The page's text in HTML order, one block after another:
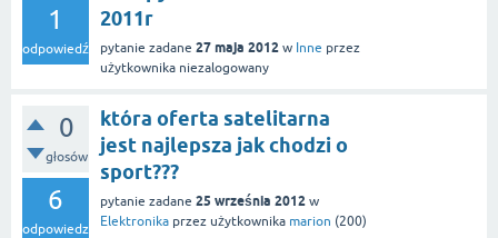
1
odpowiedź
2011r
pytanie zadane 27 maja 2012 w Inne przez
użytkownika niezalogowany
0
głosów
6
odpowiedzi
która oferta satelitarna
jest najlepsza jak chodzi o
sport???
pytanie zadane 25 września 2012 w
Elektronika przez użytkownika marion (200)